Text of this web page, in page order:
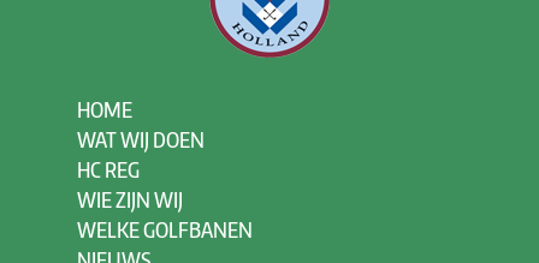
HOME
WAT WIJ DOEN
HC REG
WIE ZIJN WIJ
WELKE GOLFBANEN